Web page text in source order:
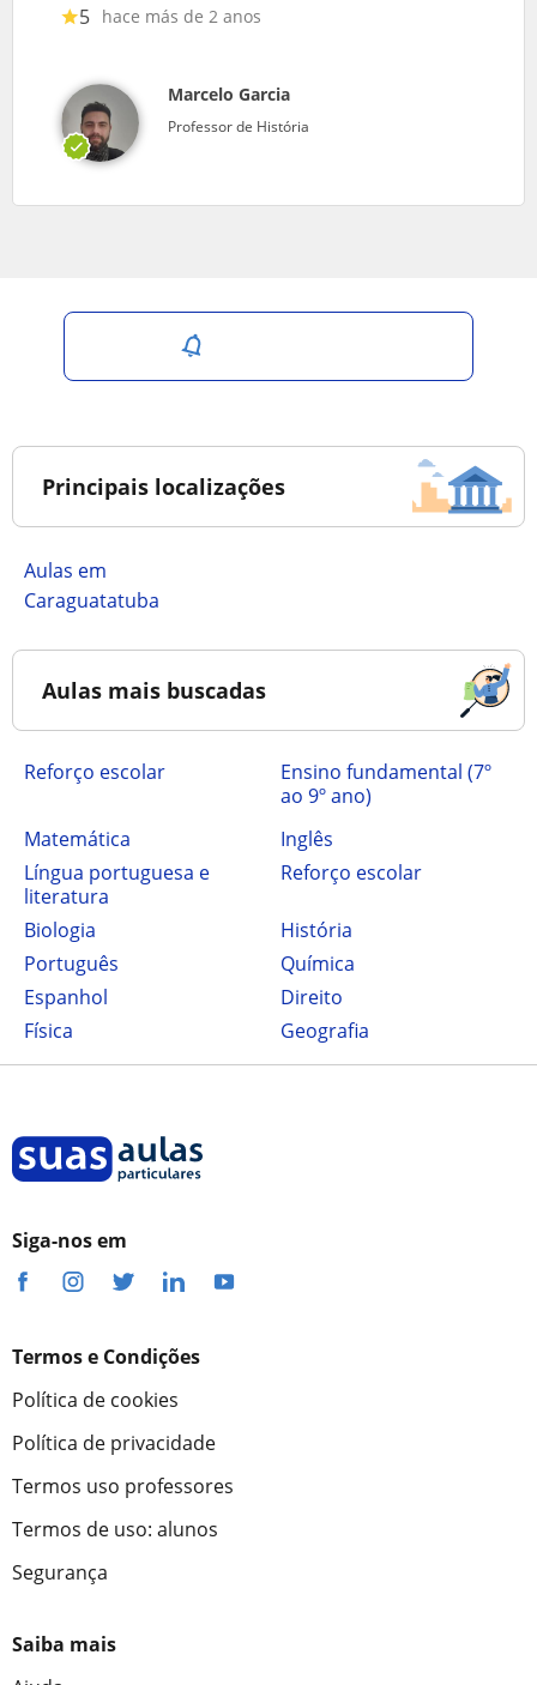
5 hace más de 2 anos
Marcelo Garcia
Professor de História
Principais localizações
Aulas em
Caraguatatuba
Aulas mais buscadas
Reforço escolar
ensino fundamental (7º
ao 9º ano)
Matemática
Inglês
Língua portuguesa e
literatura
Reforço escolar
Biologia
História
Português
Química
Espanhol
Direito
Física
Geografia
Siga-nos em
Termos e Condições
Política de cookies
Política de privacidade
Termos uso professores
Termos de uso: alunos
Segurança
Saiba mais